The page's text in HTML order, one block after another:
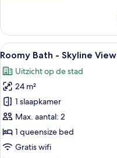
Twin
Skyline
Alle
foto's
voor
Roomy
Bath
-
Skyline
View
6
Roomy Bath - Skyline View
Uitzicht op de stad
24 m²
1 slaapkamer
Max. aantal: 2
1 queensize bed
Gratis wifi